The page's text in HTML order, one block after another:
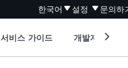
한국어 설정 문의하
서비스 가이드 개발자 도구